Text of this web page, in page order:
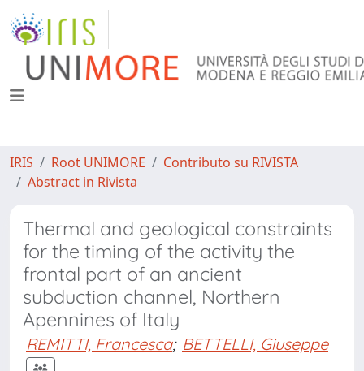
IRIS Root UNIMORE
Contributo su RIVISTA
Abstract in Rivista
Thermal and geological constraints
for the timing of the activity the
frontal part of an ancient
subduction channel, Northern
Apennines of Italy
REMITTI, Francesca; BETTELLI, Giuseppe